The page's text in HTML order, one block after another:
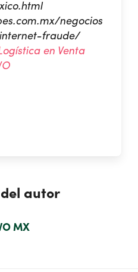
negocios
fraude/
en Venta
autor
MX